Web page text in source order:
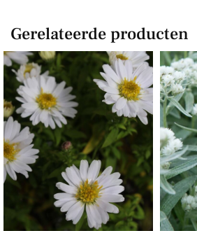
Gerelateerde producten